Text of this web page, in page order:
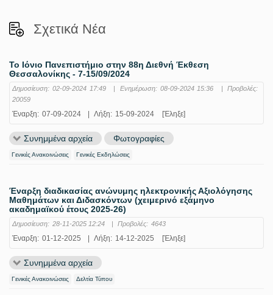
Σχετικά Νέα
Το Ιόνιο Πανεπιστήμιο στην 88η Διεθνή Έκθεση
Θεσσαλονίκης - 7-15/09/2024
Δημοσίευση: 02-09-2024 17:49 Ενημέρωση: 08-09-2024 15:36
Προβολές:
20059
Έναρξη: 07-09-2024 Λήξη: 15-09-2024 [Έληξε]
Συνημμένα αρχεία Φωτογραφίες
Γενικές Ανακοινώσεις Γενικές Εκδηλώσεις
Έναρξη διαδικασίας ανώνυμης ηλεκτρονικής Αξιολόγησης
Μαθημάτων και Διδασκόντων (χειμερινό εξάμηνο
ακαδημαϊκού έτους 2025-26)
Δημοσίευση: 28-11-2025 12:24 Προβολές: 4643
Έναρξη: 01-12-2025 Λήξη: 14-12-2025 [Έληξε]
Συνημμένα αρχεία
Γενικές Ανακοινώσεις Δελτία Τύπου